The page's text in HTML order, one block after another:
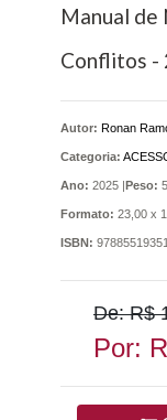
Manual de
Conflitos -
Autor: Ronan
Categoria:
Ano: 2025 |Peso:
Formato: 23,00 x
ISBN:
De: R$
Por: